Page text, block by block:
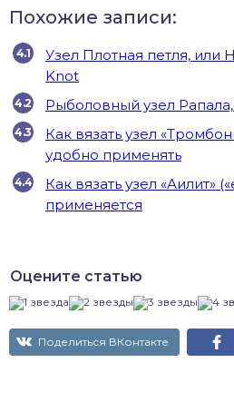
Похожие записи:
Узел Плотная петля, или
Knot
Рыболовный узел
Как вязать узел
удобно применять
Как вязать узел «Аилит»
применяется
Оцените статью
Поделиться ВКонтакте